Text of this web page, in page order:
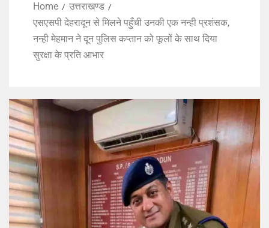
Home
उत्तराखण्ड
एसएसपी देहरादून से मिलने पहुँची उनकी एक नन्ही प्रशंसक,
नन्ही मेहमान ने दून पुलिस कप्तान को फूलों के साथ दिया
सुरक्षा के प्रति आभार